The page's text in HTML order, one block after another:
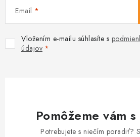
Email
Vložením e-mailu súhlasíte s
údajov
Pomôžeme vám
Potrebujete s niečím poradiť?